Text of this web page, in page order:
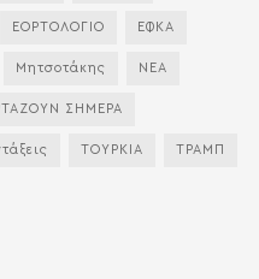
ΕΟΡΤΟΛΟΓΙΟ ΕΦΚΑ
Μητσοτάκης ΝΕΑ
ΣΗΜΕΡΑ
ΤΟΥΡΚΙΑ ΤΡΑΜΠ